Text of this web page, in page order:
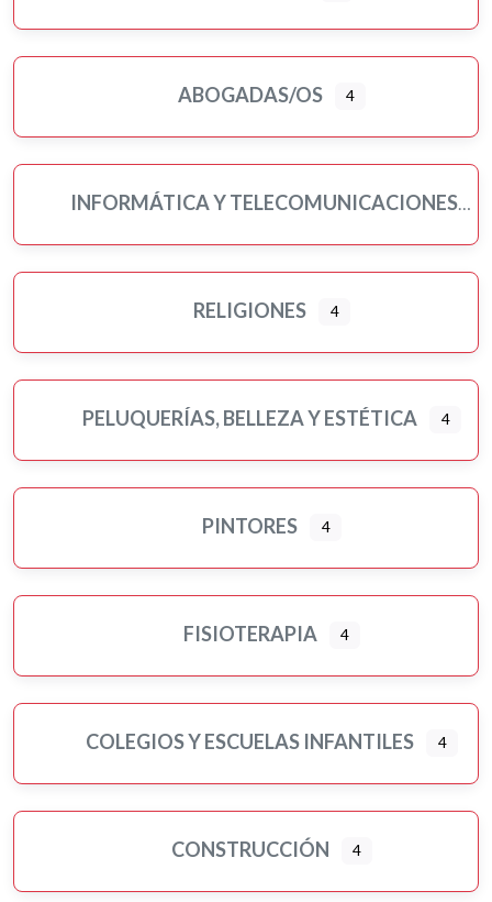
ABOGADAS/OS 4
INFORMÁTICA Y TELECOMUNICACIONES
RELIGIONES 4
PELUQUERÍAS, BELLEZA Y ESTÉTICA 4
PINTORES 4
FISIOTERAPIA 4
COLEGIOS Y ESCUELAS INFANTILES 4
CONSTRUCCIÓN 4